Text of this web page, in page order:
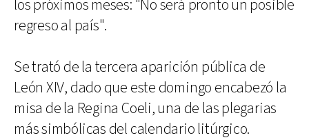
los próximos meses: "No será pronto un posible
regreso al país".
Se trató de la tercera aparición pública de
León XIV, dado que este domingo encabezó la
misa de la Regina Coeli, una de las plegarias
más simbólicas del calendario litúrgico.